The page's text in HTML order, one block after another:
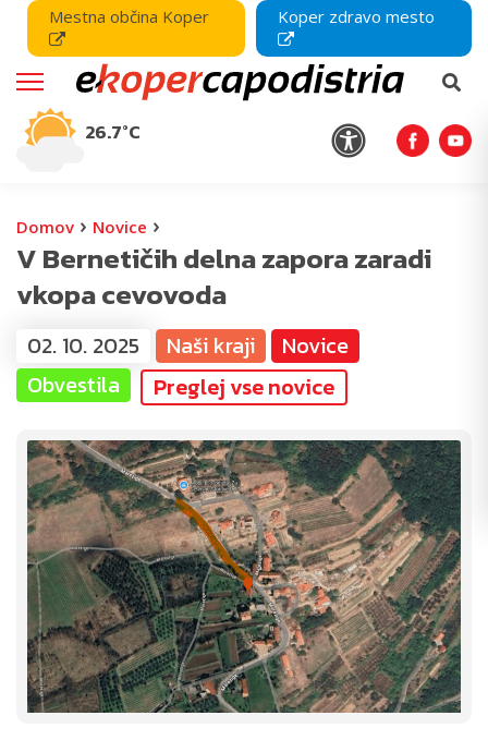
Mestna občina Koper Koper zdravo mesto
26.7°C
Domov › Novice ›
V Bernetičih delna zapora zaradi
vkopa cevovoda
02. 10. 2025 Naši kraji
Novice
Obvestila
Preglej vse novice